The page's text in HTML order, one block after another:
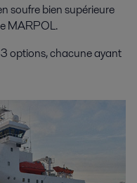
soufre bien supérieure
MARPOL.
options, chacune ayant